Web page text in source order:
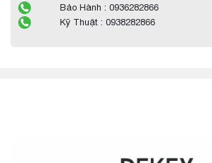
Bảo Hành : 0936282866
Kỹ Thuật : 0938282866